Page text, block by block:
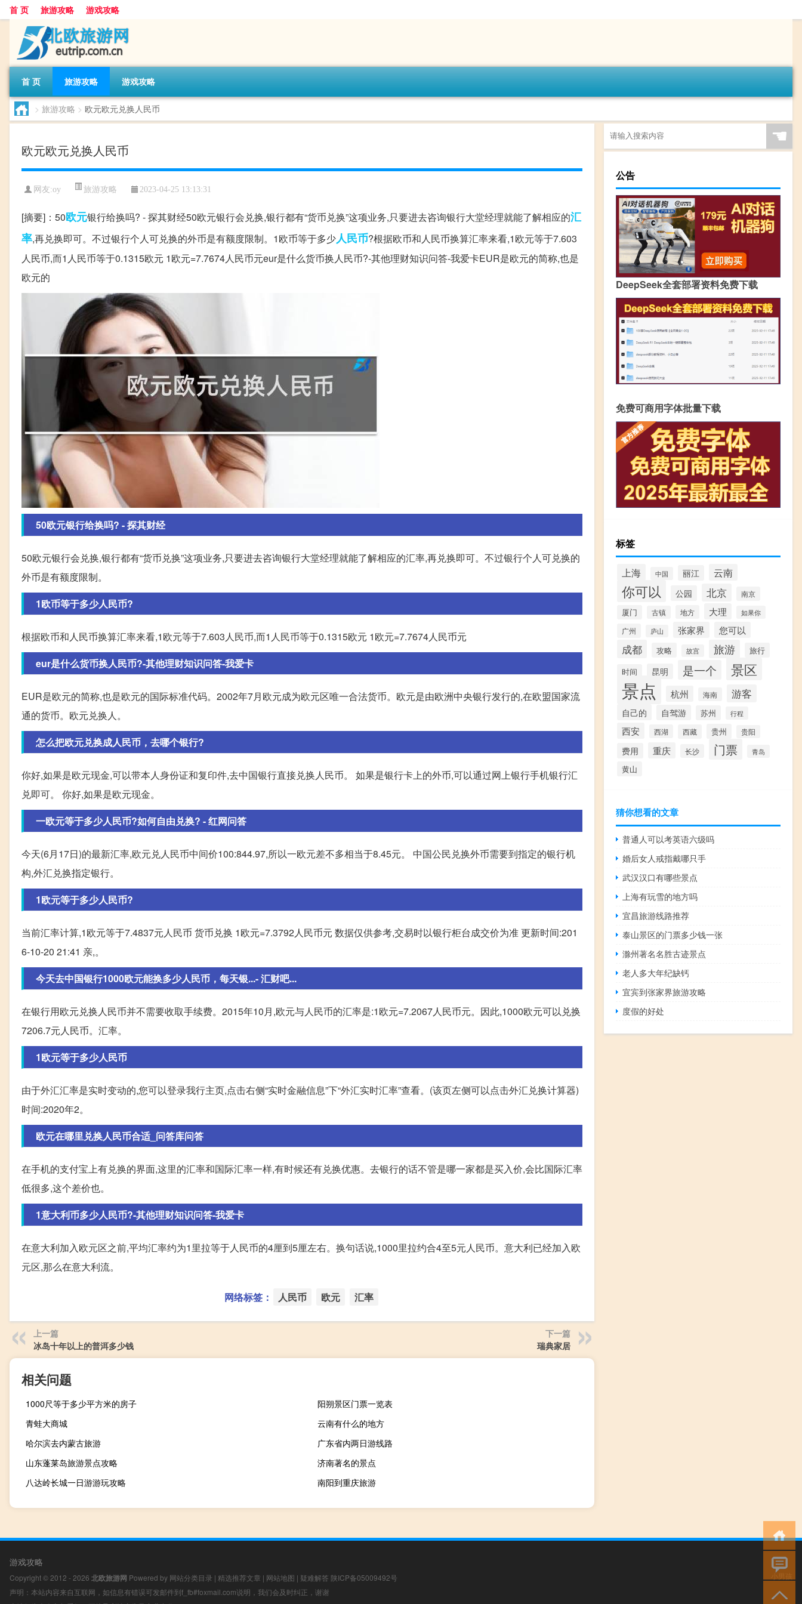
首 页 旅游攻略 游戏攻略
首 页 旅游攻略 游戏攻略
> 旅游攻略 > 欧元欧元兑换人民币
欧元欧元兑换人民币
网友:oy 旅游攻略 2023-04-25 13:13:31
[摘要]：50欧元银行给换吗? - 探其财经50欧元银行会兑换,银行都有“货币兑换”这项业务,只要进去咨询银行大堂经理就能了解相应的汇
率,再兑换即可。不过银行个人可兑换的外币是有额度限制。1欧币等于多少人民币?根据欧币和人民币换算汇率来看,1欧元等于7.603
人民币,而1人民币等于0.1315欧元 1欧元=7.7674人民币元eur是什么货币换人民币?-其他理财知识问答-我爱卡EUR是欧元的简称,也是
欧元的
50欧元银行给换吗? - 探其财经
50欧元银行会兑换,银行都有“货币兑换”这项业务,只要进去咨询银行大堂经理就能了解相应的汇率,再兑换即可。不过银行个人可兑换的
外币是有额度限制。
1欧币等于多少人民币?
根据欧币和人民币换算汇率来看,1欧元等于7.603人民币,而1人民币等于0.1315欧元 1欧元=7.7674人民币元
eur是什么货币换人民币?-其他理财知识问答-我爱卡
EUR是欧元的简称,也是欧元的国际标准代码。2002年7月欧元成为欧元区唯一合法货币。欧元是由欧洲中央银行发行的,在欧盟国家流
通的货币。欧元兑换人。
怎么把欧元兑换成人民币，去哪个银行?
你好,如果是欧元现金,可以带本人身份证和复印件,去中国银行直接兑换人民币。 如果是银行卡上的外币,可以通过网上银行手机银行汇
兑即可。 你好,如果是欧元现金。
一欧元等于多少人民币?如何自由兑换? - 红网问答
今天(6月17日)的最新汇率,欧元兑人民币中间价100:844.97,所以一欧元差不多相当于8.45元。 中国公民兑换外币需要到指定的银行机
构,外汇兑换指定银行。
1欧元等于多少人民币?
当前汇率计算,1欧元等于7.4837元人民币 货币兑换 1欧元=7.3792人民币元 数据仅供参考,交易时以银行柜台成交价为准 更新时间:201
6-10-20 21:41 亲,。
今天去中国银行1000欧元能换多少人民币，每天银...- 汇财吧...
在银行用欧元兑换人民币并不需要收取手续费。2015年10月,欧元与人民币的汇率是:1欧元=7.2067人民币元。因此,1000欧元可以兑换
7206.7元人民币。汇率。
1欧元等于多少人民币
由于外汇汇率是实时变动的,您可以登录我行主页,点击右侧“实时金融信息”下“外汇实时汇率”查看。(该页左侧可以点击外汇兑换计算器)
时间:2020年2。
欧元在哪里兑换人民币合适_问答库问答
在手机的支付宝上有兑换的界面,这里的汇率和国际汇率一样,有时候还有兑换优惠。去银行的话不管是哪一家都是买入价,会比国际汇率
低很多,这个差价也。
1意大利币多少人民币?-其他理财知识问答-我爱卡
在意大利加入欧元区之前,平均汇率约为1里拉等于人民币的4厘到5厘左右。换句话说,1000里拉约合4至5元人民币。意大利已经加入欧
元区,那么在意大利流。
网络标签： 人民币 欧元 汇率
上一篇
冰岛十年以上的普洱多少钱
下一篇
瑞典家居
相关问题
1000尺等于多少平方米的房子
阳朔景区门票一览表
青蛙大商城
云南有什么的地方
哈尔滨去内蒙古旅游
广东省内两日游线路
山东蓬莱岛旅游景点攻略
济南著名的景点
八达岭长城一日游游玩攻略
南阳到重庆旅游
☚
公告
DeepSeek全套部署资料免费下载
免费可商用字体批量下载
标签
上海 中国 丽江 云南
你可以 公园 北京
南京
厦门
古镇 地方 大理 如果你
广州 庐山 张家界 您可以
成都 攻略 故宫 旅游
旅行
时间
昆明 是一个 景区
景点 杭州 海南 游客
自己的 自驾游 苏州 行程
西安 西湖 西藏 贵州 贵阳
费用 重庆 长沙 门票 青岛
黄山
猜你想看的文章
普通人可以考英语六级吗
婚后女人戒指戴哪只手
武汉汉口有哪些景点
上海有玩雪的地方吗
宜昌旅游线路推荐
泰山景区的门票多少钱一张
滁州著名名胜古迹景点
老人多大年纪缺钙
宜宾到张家界旅游攻略
度假的好处
游戏攻略
Copyright © 2012 - 2026 北欧旅游网 Powered by 网站分类目录 | 精选推荐文章 | 网站地图 | 疑难解答 陕ICP备05009492号
声明：本站内容来自互联网，如信息有错误可发邮件到f_fb#foxmail.com说明，我们会及时纠正，谢谢
小男孩